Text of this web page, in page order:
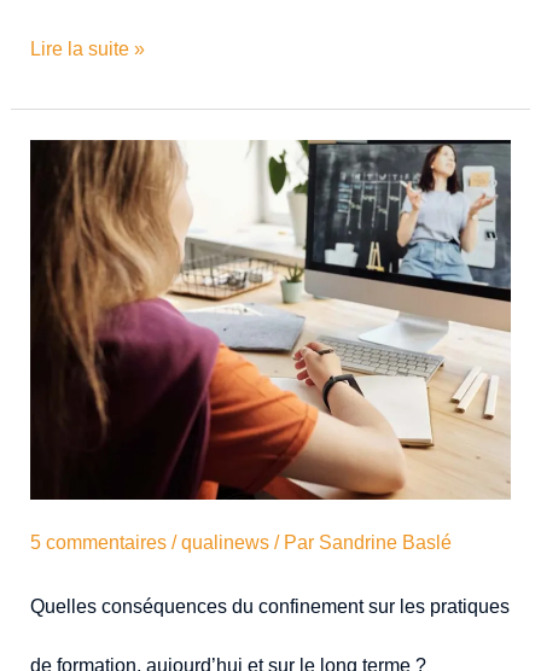
Lire la suite »
5 commentaires /qualinews / Par Sandrine Baslé
Quelles conséquences du confinement sur les pratiques
de formation, aujourd’hui et sur le long terme ?